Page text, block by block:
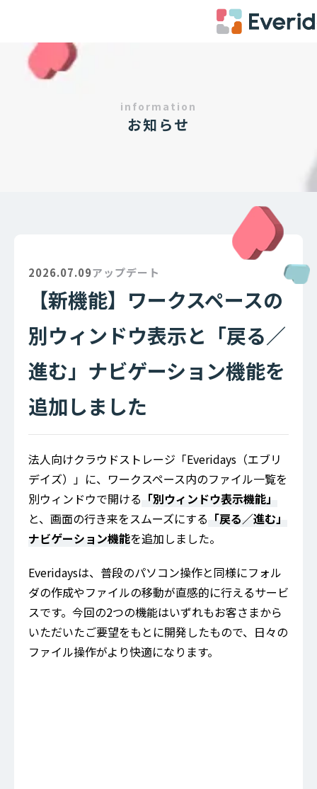
information
お知らせ
2026.07.09アップデート
【新機能】ワークスペースの
別ウィンドウ表示と「戻る／
進む」ナビゲーション機能を
追加しました
法人向けクラウドストレージ「Everidays（エブリ
デイズ）」に、ワークスペース内のファイル一覧を
別ウィンドウで開ける 「別ウィンドウ表示機能」
と、画面の行き来をスムーズにする 「戻る／進む」
ナビゲーション機能を追加しました。
Everidaysは、普段のパソコン操作と同様にフォル
ダの作成やファイルの移動が直感的に行えるサービ
スです。今回の2つの機能はいずれもお客さまから
いただいたご要望をもとに開発したもので、日々の
ファイル操作がより快適になります。